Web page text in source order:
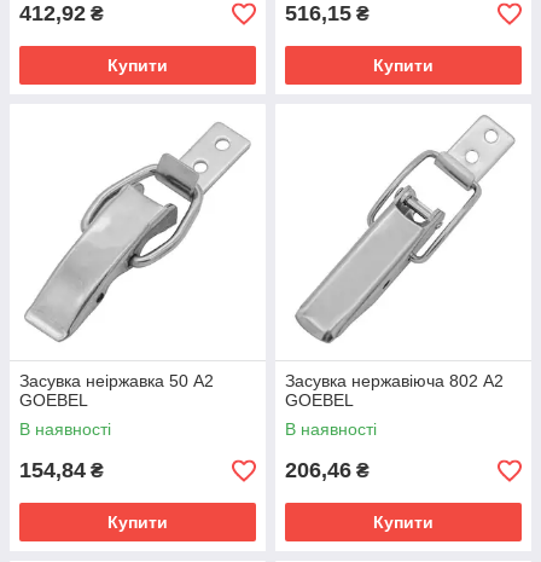
412,92 ₴
Купити
516,15 ₴
Купити
Засувка неіржавка 50 А2
GOEBEL
В наявності
154,84 ₴
Купити
Засувка нержавіюча 802 A2
GOEBEL
В наявності
206,46 ₴
Купити